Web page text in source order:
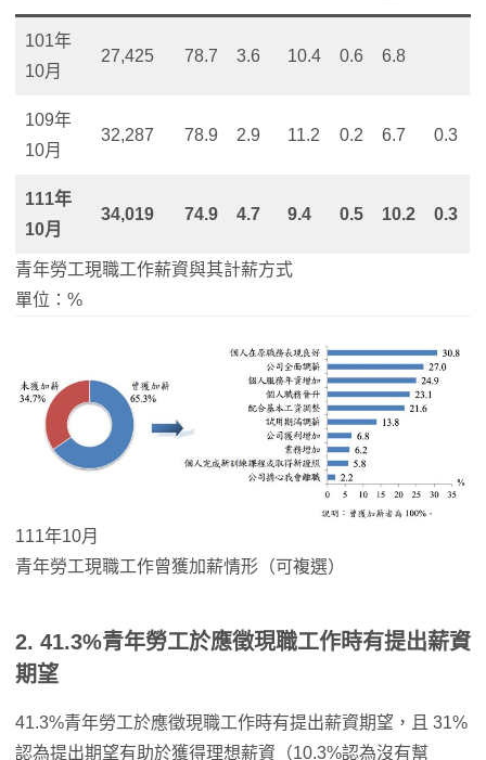
101年
10月
27,425 78.7 3.6 10.4 0.6 6.8
109年
10月
32,287 78.9 2.9 11.2 0.2 6.7 0.3
111年
10月
34,019 74.9 4.7 9.4 0.5 10.2 0.3
青年勞工現職工作薪資與其計薪方式
單位：%
111年10月
青年勞工現職工作曾獲加薪情形（可複選）
2. 41.3%青年勞工於應徵現職工作時有提出薪資
期望
41.3%青年勞工於應徵現職工作時有提出薪資期望，且 31%
認為提出期望有助於獲得理想薪資（10.3%認為沒有幫